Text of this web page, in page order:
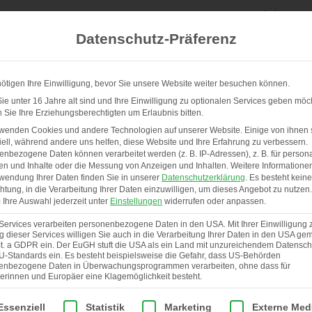
UNSERE STÄLLE & SERVICE
Datenschutz-Präferenz
Ihre Einwilligung, bevor Sie unsere Website weiter besuchen können.
unter 16 Jahre alt sind und Ihre Einwilligung zu optionalen Services geben
Sie Ihre Erziehungsberechtigten um Erlaubnis bitten.
Cookies und andere Technologien auf unserer Website. Einige von ihnen
während andere uns helfen, diese Website und Ihre Erfahrung zu verbessern.
Daten können verarbeitet werden (z. B. IP-Adressen), z. B. für
und Inhalte oder die Messung von Anzeigen und Inhalten. Weitere
Ihrer Daten finden Sie in unserer Datenschutzerklärung. Es besteht keine
in die Verarbeitung Ihrer Daten einzuwilligen, um dieses Angebot zu nutzen.
Ihre Auswahl jederzeit unter Einstellungen widerrufen oder anpassen.
verarbeiten personenbezogene Daten in den USA. Mit Ihrer Einwilligung
dieser Services willigen Sie auch in die Verarbeitung Ihrer Daten in den USA
a GDPR ein. Der EuGH stuft die USA als ein Land mit unzureichendem
Standards ein. Es besteht beispielsweise die Gefahr, dass US-Behörden
Daten in Überwachungsprogrammen verarbeiten, ohne dass für
und Europäer eine Klagemöglichkeit besteht.
eine Liste der Service-Gruppen, für die eine Einwilligung
Statistik Marketing Externe